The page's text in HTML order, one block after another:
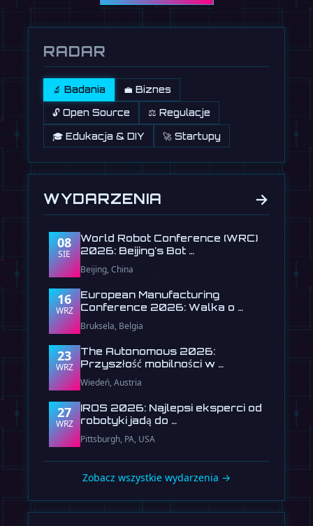
RADAR
🔬 Badania 💼 Biznes
🔓 Open Source ⚖️ Regulacje
🎓 Edukacja & DIY 🚀 Startupy
WYDARZENIA →
08
SIE
World Robot Conference (WRC)
2026: Beijing's Bot …
Beijing, China
16
WRZ
European Manufacturing
Conference 2026: Walka o …
Bruksela, Belgia
23
WRZ
The Autonomous 2026:
Przyszłość mobilności w …
Wiedeń, Austria
27
WRZ
IROS 2026: Najlepsi eksperci od
robotyki jadą do …
Pittsburgh, PA, USA
Zobacz wszystkie wydarzenia →